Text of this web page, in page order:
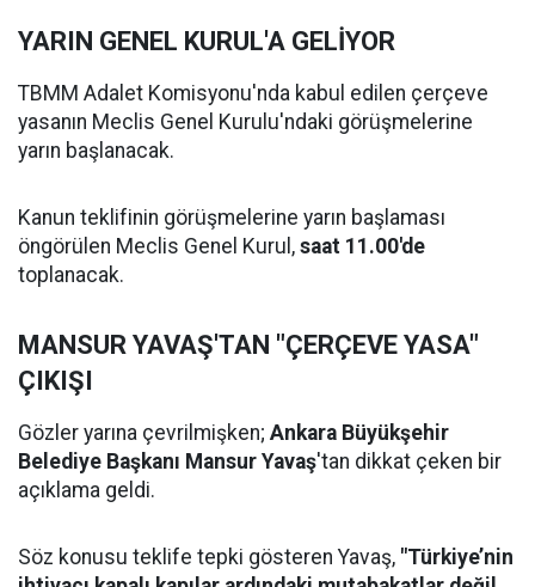
YARIN GENEL KURUL'A GELİYOR
TBMM Adalet Komisyonu'nda kabul edilen çerçeve
yasanın Meclis Genel Kurulu'ndaki görüşmelerine
yarın başlanacak.
Kanun teklifinin görüşmelerine yarın başlaması
öngörülen Meclis Genel Kurul, saat 11.00'de
toplanacak.
MANSUR YAVAŞ'TAN "ÇERÇEVE YASA"
ÇIKIŞI
Gözler yarına çevrilmişken; Ankara Büyükşehir
Belediye Başkanı Mansur Yavaş'tan dikkat çeken bir
açıklama geldi.
Söz konusu teklife tepki gösteren Yavaş, "Türkiye’nin